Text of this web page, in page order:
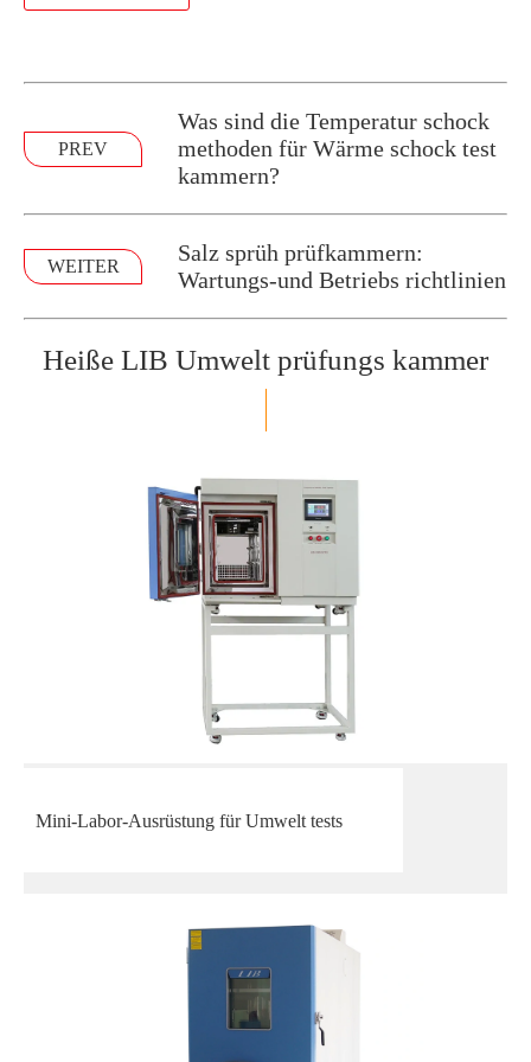
PREV
Was sind die Temperatur schock
methoden für Wärme schock test
kammern?
WEITER
Salz sprüh prüfkammern:
Wartungs-und Betriebs richtlinien
Heiße LIB Umwelt prüfungs kammer
Mini-Labor-Ausrüstung für Umwelt tests